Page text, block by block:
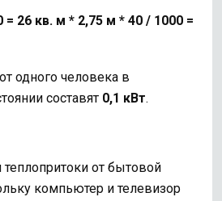
= 26 кв. м * 2,75 м * 40 / 1000 =
одного человека в
составят 0,1 кВт.
от бытовой
компьютер и телевизор